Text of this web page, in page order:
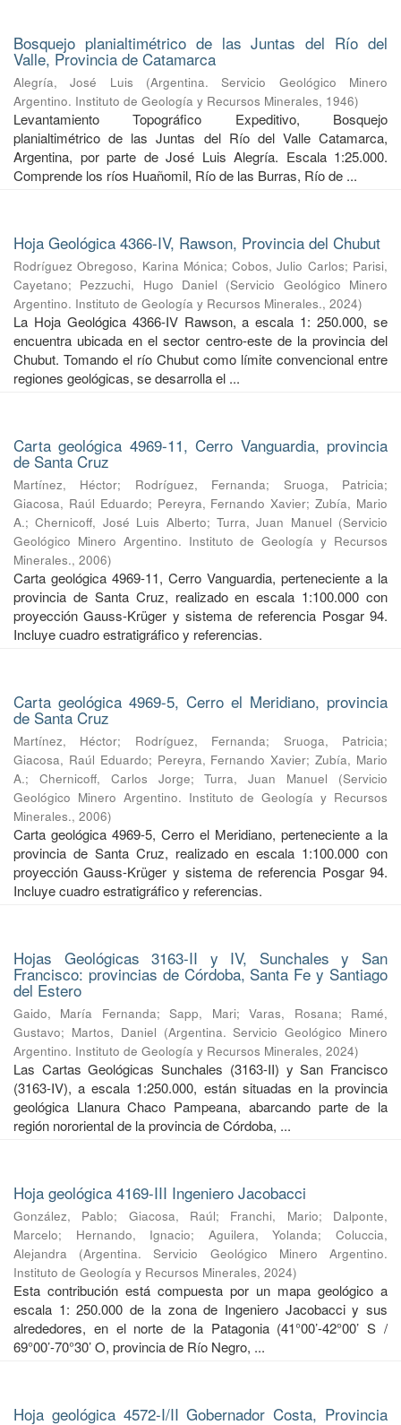
Bosquejo planialtimétrico de las Juntas del Río del
Valle, Provincia de Catamarca
Alegría, José Luis (Argentina. Servicio Geológico Minero
Argentino. Instituto de Geología y Recursos Minerales, 1946)
Levantamiento Topográfico Expeditivo, Bosquejo
planialtimétrico de las Juntas del Río del Valle Catamarca,
Argentina, por parte de José Luis Alegría. Escala 1:25.000.
Comprende los ríos Huañomil, Río de las Burras, Río de ...
Hoja Geológica 4366-IV, Rawson, Provincia del Chubut
Rodríguez Obregoso, Karina Mónica;Cobos, Julio Carlos; Parisi,
Cayetano; Pezzuchi, Hugo Daniel (Servicio Geológico Minero
Argentino. Instituto de Geología y Recursos Minerales., 2024)
La Hoja Geológica 4366-IV Rawson, a escala 1: 250.000, se
encuentra ubicada en el sector centro-este de la provincia del
Chubut. Tomando el río Chubut como límite convencional entre
regiones geológicas, se desarrolla el ...
Carta geológica 4969-11, Cerro Vanguardia, provincia
de Santa Cruz
Martínez, Héctor; Rodríguez, Fernanda; Sruoga, Patricia;
Giacosa, Raúl Eduardo; Pereyra, Fernando Xavier;Zubía, Mario
A.;Chernicoff, José Luis Alberto; Turra, Juan Manuel (Servicio
Geológico Minero Argentino. Instituto de Geología y Recursos
Minerales., 2006)
Carta geológica 4969-11, Cerro Vanguardia, perteneciente a la
provincia de Santa Cruz, realizado en escala 1:100.000 con
proyección Gauss-Krüger y sistema de referencia Posgar 94.
Incluye cuadro estratigráfico y referencias.
Carta geológica 4969-5, Cerro el Meridiano, provincia
de Santa Cruz
Martínez, Héctor; Rodríguez, Fernanda; Sruoga, Patricia;
Giacosa, Raúl Eduardo; Pereyra, Fernando Xavier;Zubía, Mario
A.; Chernicoff, Carlos Jorge;Turra, Juan Manuel (Servicio
Geológico Minero Argentino. Instituto de Geología y Recursos
Minerales., 2006)
Carta geológica 4969-5, Cerro el Meridiano, perteneciente a la
provincia de Santa Cruz, realizado en escala 1:100.000 con
proyección Gauss-Krüger y sistema de referencia Posgar 94.
Incluye cuadro estratigráfico y referencias.
Hojas Geológicas 3163-II y IV, Sunchales y San
Francisco: provincias de Córdoba, Santa Fe y Santiago
del Estero
Gaido, María Fernanda;Sapp, Mari;Varas, Rosana; Ramé,
Gustavo; Martos, Daniel (Argentina. Servicio Geológico Minero
Argentino. Instituto de Geología y Recursos Minerales, 2024)
Las Cartas Geológicas Sunchales (3163-II) y San Francisco
(3163-IV), a escala 1:250.000, están situadas en la provincia
geológica Llanura Chaco Pampeana, abarcando parte de la
región nororiental de la provincia de Córdoba, ...
Hoja geológica 4169-III Ingeniero Jacobacci
González, Pablo; Giacosa, Raúl; Franchi, Mario; Dalponte,
Marcelo; Hernando, Ignacio; Aguilera, Yolanda;Coluccia,
Alejandra
(Argentina. Servicio Geológico Minero Argentino.
Instituto de Geología y Recursos Minerales, 2024)
Esta contribución está compuesta por un mapa geológico a
escala 1: 250.000 de la zona de Ingeniero Jacobacci y sus
alrededores, en el norte de la Patagonia (41°00’-42°00’ S /
69°00’-70°30’ O, provincia de Río Negro, ...
Hoja geológica 4572-I/II Gobernador Costa, Provincia